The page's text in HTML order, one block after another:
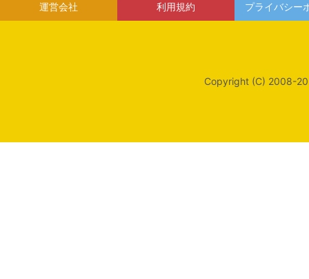
運営会社 利用規約 プライバシー
Copyright (C) 2008-